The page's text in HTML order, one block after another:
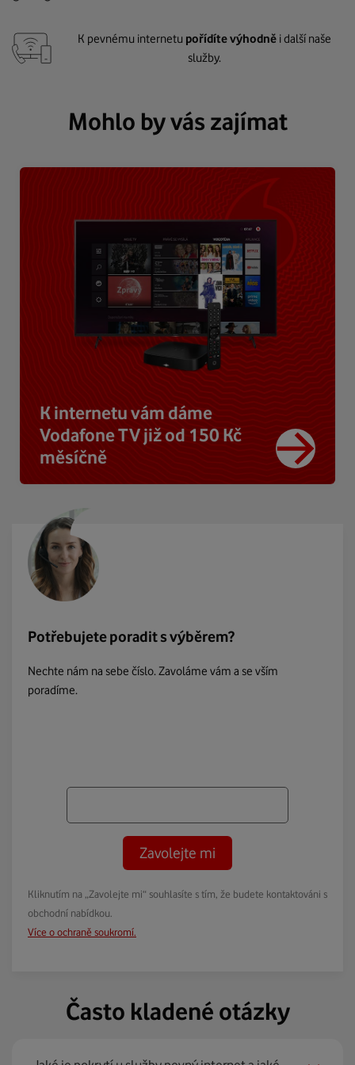
K pevnému internetu pořídíte výhodně i další naše
služby.
Mohlo by vás zajímat
K internetu vám dáme
Vodafone TV již od 150 Kč
měsíčně
Potřebujete poradit s výběrem?
Nechte nám na sebe číslo. Zavoláme vám a se vším
poradíme.
Zavolejte mi
Kliknutím na „Zavolejte mi“ souhlasíte s tím, že budete kontaktováni s
obchodní nabídkou.
Více o ochraně soukromí.
Často kladené otázky